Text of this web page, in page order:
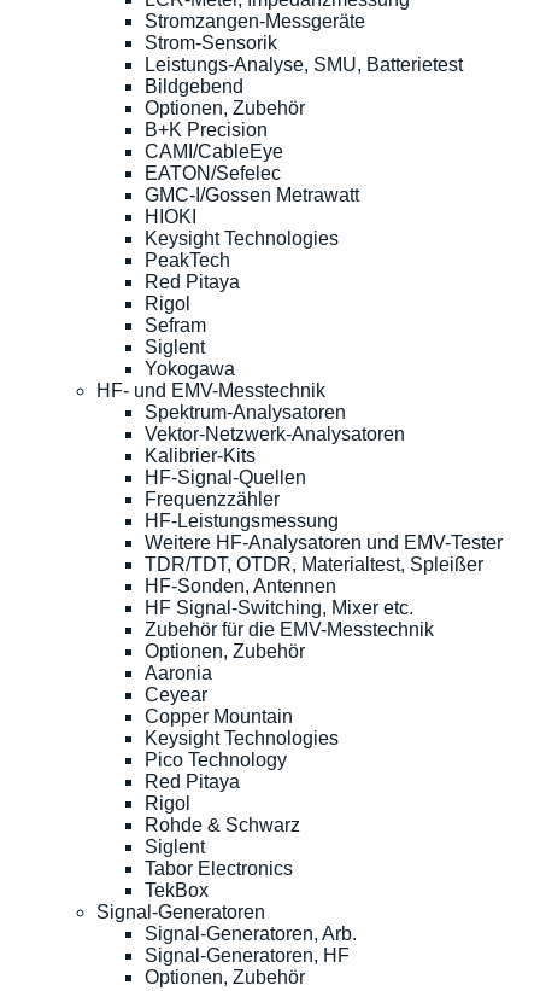
Stromzangen-Messgeräte
Strom-Sensorik
Leistungs-Analyse, SMU, Batterietest
Bildgebend
Optionen, Zubehör
B+K Precision
CAMI/CableEye
EATON/Sefelec
GMC-I/Gossen Metrawatt
HIOKI
Keysight Technologies
PeakTech
Red Pitaya
Rigol
Sefram
Siglent
Yokogawa
HF- und EMV-Messtechnik
Spektrum-Analysatoren
Vektor-Netzwerk-Analysatoren
Kalibrier-Kits
HF-Signal-Quellen
Frequenzzähler
HF-Leistungsmessung
Weitere HF-Analysatoren und EMV-Tester
TDR/TDT, OTDR, Materialtest, Spleißer
HF-Sonden, Antennen
HF Signal-Switching, Mixer etc.
Zubehör für die EMV-Messtechnik
Optionen, Zubehör
Aaronia
Ceyear
Copper Mountain
Keysight Technologies
Pico Technology
Red Pitaya
Rigol
Rohde & Schwarz
Siglent
Tabor Electronics
TekBox
Signal-Generatoren
Signal-Generatoren, Arb.
Signal-Generatoren, HF
Optionen, Zubehör